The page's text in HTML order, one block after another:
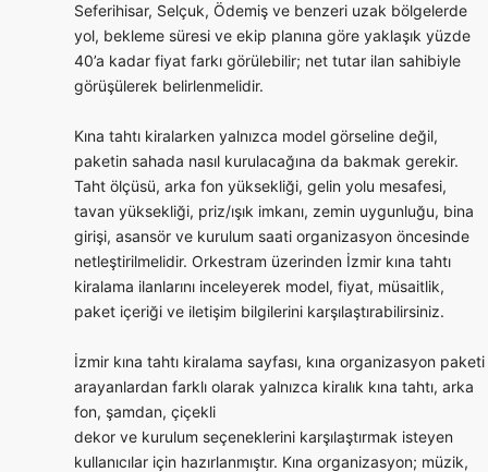
Seferihisar, Selçuk, Ödemiş ve benzeri uzak bölgelerde
yol, bekleme süresi ve ekip planına göre yaklaşık yüzde
40’a kadar fiyat farkı görülebilir; net tutar ilan sahibiyle
görüşülerek belirlenmelidir.
Kına tahtı kiralarken yalnızca model görseline değil,
paketin sahada nasıl kurulacağına da bakmak gerekir.
Taht ölçüsü, arka fon yüksekliği, gelin yolu mesafesi,
tavan yüksekliği, priz/ışık imkanı, zemin uygunluğu, bina
girişi, asansör ve kurulum saati organizasyon öncesinde
netleştirilmelidir. Orkestram üzerinden İzmir kına tahtı
kiralama ilanlarını inceleyerek model, fiyat, müsaitlik,
paket içeriği ve iletişim bilgilerini karşılaştırabilirsiniz.
İzmir kına tahtı kiralama sayfası, kına organizasyon paketi
arayanlardan farklı olarak yalnızca kiralık kına tahtı, arka
fon, şamdan, çiçekli
dekor ve kurulum seçeneklerini karşılaştırmak isteyen
kullanıcılar için hazırlanmıştır. Kına organizasyon; müzik,